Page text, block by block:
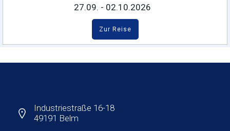
27.09. - 02.10.2026
Zur Reise
Industriestraße 16-18
49191 Belm